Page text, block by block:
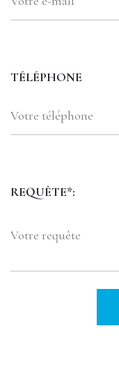
TÉLÉPHONE
REQUÊTE*: